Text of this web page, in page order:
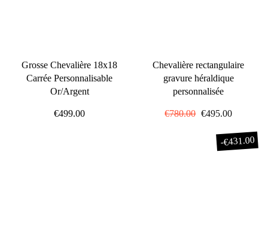
Grosse Chevalière 18x18
Carrée Personnalisable
Or/Argent
€499.00
Chevalière rectangulaire
gravure héraldique
personnalisée
Prix
€780.00 Prix
€495.00
-€431.00